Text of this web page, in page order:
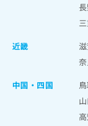
近畿
中国・四国